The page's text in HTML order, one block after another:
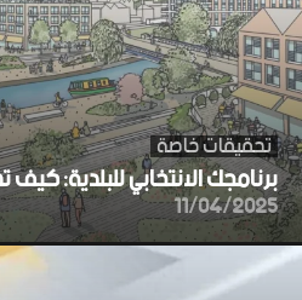
تحقيقات خاصة
برنامجك الانتخابي للبلدية:
11/04/2025